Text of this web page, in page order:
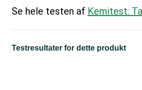
Se hele testen af Kemitest:
Testresultater for dette produkt